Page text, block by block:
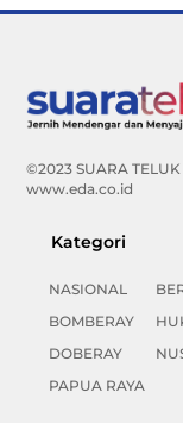
©2023 SUARA
www.eda.co.id
Kategori
NASIONAL
BOMBERAY
DOBERAY
PAPUA RAYA